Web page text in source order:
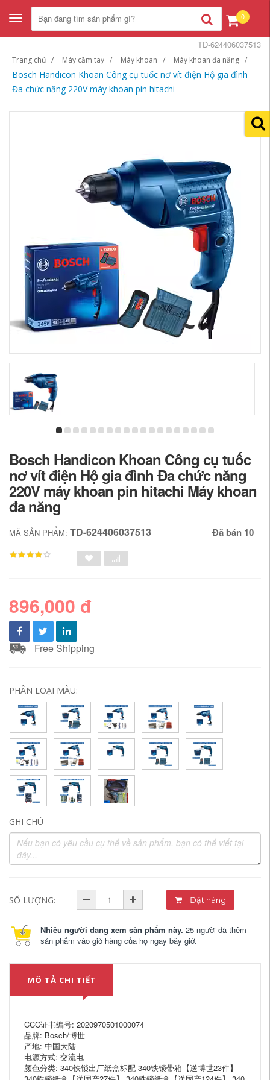
Toggle
navigation
0
Trang chủ Máy cầm tay Máy khoan Máy khoan đa năng
Bosch Handicon Khoan Công cụ tuốc nơ vít điện Hộ gia đình
Đa chức năng 220V máy khoan pin hitachi
TD-624406037513
Bosch Handicon Khoan Công cụ tuốc
nơ vít điện Hộ gia đình Đa chức năng
220V máy khoan pin hitachi Máy khoan
đa năng
MÃ SẢN PHẨM: TD-624406037513 Đã bán 10
896,000 đ
Free Shipping
PHÂN LOẠI MÀU:
GHI CHÚ
SỐ LƯỢNG: Đặt hàng
Nhiều người đang xem sản phẩm này. 25 người đã thêm
sản phẩm vào giỏ hàng của họ ngay bây giờ.
MÔ TẢ CHI TIẾT
CCC证书编号: 2020970501000074
品牌: Bosch/博世
产地: 中国大陆
电源方式: 交流电
颜色分类: 340铁锁出厂纸盒标配 340铁锁带箱【送博世23件】